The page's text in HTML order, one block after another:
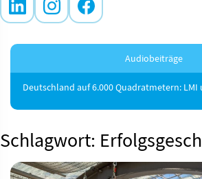
Audiobeiträge
Deutschland auf 6.000 Quadratmetern:
Schlagwort: